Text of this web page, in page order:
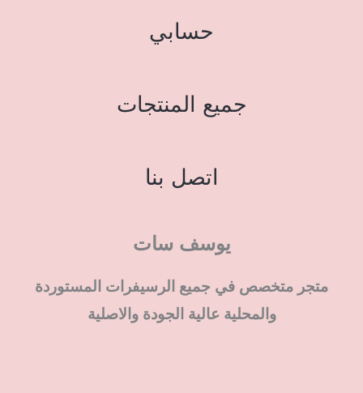
حسابي
جميع المنتجات
اتصل بنا
يوسف سات
متجر متخصص في جميع الرسيفرات المستوردة
والمحلية عالية الجودة والاصلية